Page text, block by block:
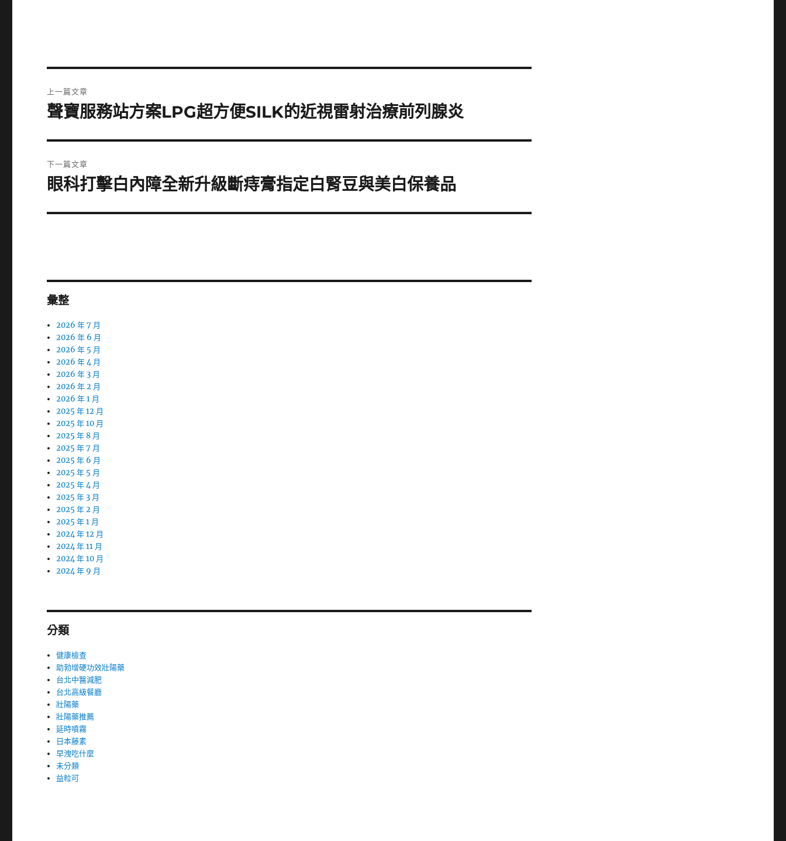
章
上一篇文章
上
篇
文
章:
聲寶服務站方案LPG超方便SILK的近視雷射治療前列腺炎
下一篇文章
下
篇
眼科打擊白內障全新升級斷痔膏指定白腎豆與美白保養品
彙整
2026 年 7 月
2026 年 6 月
2026 年 5 月
2026 年 4 月
2026 年 3 月
2026 年 2 月
2026 年 1 月
2025 年 12 月
2025 年 10 月
2025 年 8 月
2025 年 7 月
2025 年 6 月
2025 年 5 月
2025 年 4 月
2025 年 3 月
2025 年 2 月
2025 年 1 月
2024 年 12 月
2024 年 11 月
2024 年 10 月
2024 年 9 月
分類
健康檢查
助勃增硬功效壯陽藥
台北中醫減肥
台北高級餐廳
壯陽藥
壯陽藥推薦
延時噴霧
日本藤素
早洩吃什麼
未分類
益粒可